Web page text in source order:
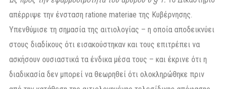
απέρριψε την ένσταση ratione materiae της Κυβέρνησης.
Υπενθύμισε τη σημασία της αιτιολογίας – η οποία αποδεικνύει
στους διαδίκους ότι εισακούστηκαν και τους επιτρέπει να
ασκήσουν ουσιαστικά τα ένδικα μέσα τους – και έκρινε ότι η
διαδικασία δεν μπορεί να θεωρηθεί ότι ολοκληρώθηκε πριν